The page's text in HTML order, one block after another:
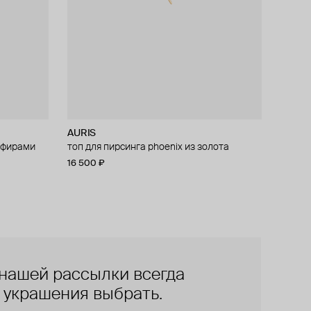
AURIS
топ для пирсинга phoenix из золота
16 500 ₽
из
рассылки всегда
украшения выбрать.